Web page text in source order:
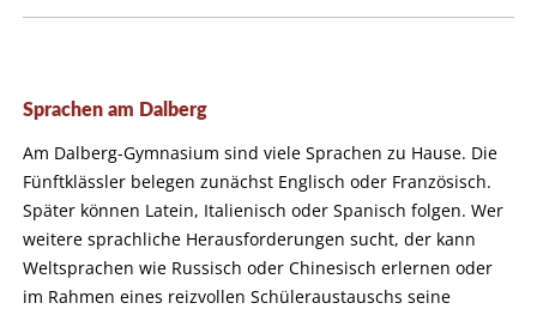
Sprachen am Dalberg
Am Dalberg-Gymnasium sind viele Sprachen zu Hause. Die
Fünftklässler belegen zunächst Englisch oder Französisch.
Später können Latein, Italienisch oder Spanisch folgen. Wer
weitere sprachliche Herausforderungen sucht, der kann
Weltsprachen wie Russisch oder Chinesisch erlernen oder
im Rahmen eines reizvollen Schüleraustauschs seine